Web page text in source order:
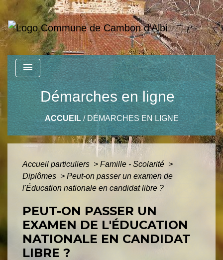
menu
Démarches en ligne
ACCUEIL/ DÉMARCHES EN LIGNE
Accueil particuliers > Famille - Scolarité >
Diplômes > Peut-on passer un examen de
l'Éducation nationale en candidat libre ?
PEUT-ON PASSER UN
EXAMEN DE L'ÉDUCATION
NATIONALE EN CANDIDAT
LIBRE ?